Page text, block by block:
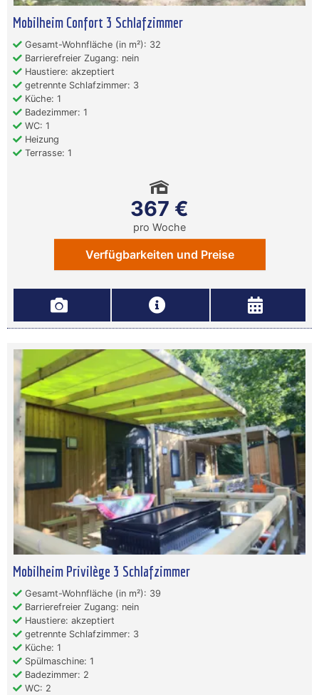
Mobilheim Confort 3 Schlafzimmer
Gesamt-Wohnfläche (in m²): 32
Barrierefreier Zugang: nein
Haustiere: akzeptiert
getrennte Schlafzimmer: 3
Küche: 1
Badezimmer: 1
WC: 1
Heizung
Terrasse: 1
367 €
pro Woche
Verfügbarkeiten und Preise
Mobilheim Privilège 3 Schlafzimmer
Gesamt-Wohnfläche (in m²): 39
Barrierefreier Zugang: nein
Haustiere: akzeptiert
getrennte Schlafzimmer: 3
Küche: 1
Spülmaschine: 1
Badezimmer: 2
WC: 2